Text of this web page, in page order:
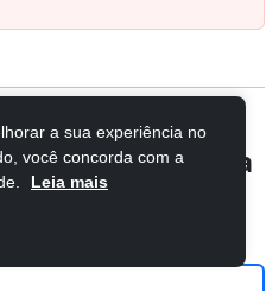
de lapela
lapela para
a sua experiência no
você concorda com a
Leia mais